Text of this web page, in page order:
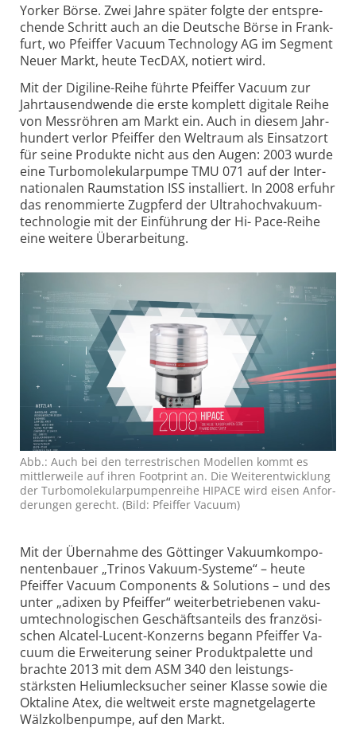
Yor­ker Börse. Zwei Jahre später folgte der ent­spre­
chende Schritt auch an die Deut­sche Börse in Frank­
furt, wo Pfeif­fer Va­cuum Tech­no­logy AG im Seg­ment
Neuer Markt, heute TecDAX, no­tiert wird.
Mit der Digi­line-Reihe führte Pfeif­fer Va­cuum zur
Jahr­tau­send­wende die erste kom­plett digi­tale Reihe
von Mess­röh­ren am Markt ein. Auch in die­sem Jahr­
hun­dert verlor Pfeif­fer den Welt­raum als Ein­satz­ort
für seine Pro­dukte nicht aus den Au­gen: 2003 wurde
eine Tur­bo­mole­kular­pumpe TMU 071 auf der Inter­
natio­nalen Raum­sta­tion ISS in­stal­liert. In 2008 erfuhr
das re­nom­mierte Zug­pferd der Ultra­hoch­vaku­um­
tech­nolo­gie mit der Ein­füh­rung der Hi- Pace-Reihe
eine wei­tere Über­arbei­tung.
Abb.: Auch bei den terres­trischen Modellen kommt es
mittler­weile auf ihren Foot­print an. Die Weiter­ent­wick­lung
der Turbo­mole­kular­pum­pen­reihe HIPACE wird eisen An­for­
de­run­gen gerecht. (Bild: Pfeiffer Vacuum)
Mit der Über­nahme des Göt­tinger Vaku­um­kom­po­
nen­ten­bauer „Tri­nos Va­kuum-Sys­teme“ – heute
Pfeif­fer Va­cuum Com­po­nents & Solu­tions – und des
unter „adi­xen by Pfeif­fer“ wei­terbe­trie­benen vaku­
um­tech­nolo­gi­schen Ge­schäftsan­teils des fran­zösi­
schen Al­catel-Lucent-Kon­zerns be­gann Pfeif­fer Va­
cuum die Er­weite­rung seiner Pro­dukt­pa­lette und
brachte 2013 mit dem ASM 340 den leis­tungs­
stärksten Heli­um­leck­su­cher seiner Klasse sowie die
Okta­line Atex, die welt­weit erste mag­netge­la­gerte
Wälz­kol­ben­pumpe, auf den Markt.